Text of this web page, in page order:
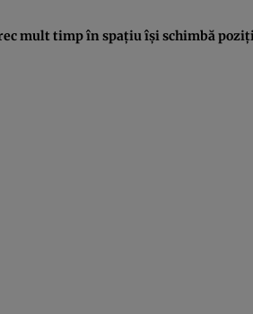
mult timp în spaţiu îşi schimbă